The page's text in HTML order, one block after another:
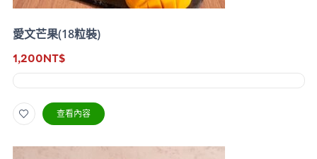
愛文芒果(18粒裝)
1,200NT$
查看內容